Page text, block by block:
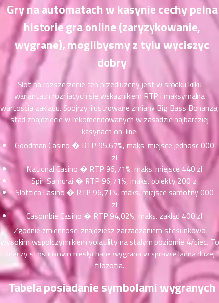
Gry na automatach w kasynie cechy pelna
historie gra online (zaryzykowanie,
wygrane), moglibysmy z tylu wyciszyc
dobry
Slot na rozszerzenie ten przedluzony jest w srodku kilku
wariantach rozniacych sie wskaznikiem RTP i maksymalna
wartoscia zakladu. Spojrzyj ilustrowane zmiany Big Bass Bonanza,
stad znajdziecie w rekomendowanych w zasadzie najbardziej
kasynach on-line:
Goodman Casino � RTP 95,67%, maks. miejsce jednosc 000
zl
National Casino � RTP 96,71%, maks. miejsce 440 zl
Spin Samurai � RTP 96,71%, maks. obiekty 200 zl
Slottica Casino � RTP 96,71%, maks. miejsce samotny 000
zl
Casombie Casino � RTP 94,02%, maks. zaklad 400 zl
Zgodnie zmiennosci znajdziesz zarzadzaniem stosunkowo
wysokim wspolczynnikiem volatility na stalym poziomie 4/piec. To
znaczy stosunkowo nieslychane wygrana w sprawie ladna duzej
filozofia.
Tabela posiadanie symbolami wygranych
ตอน
21
ตอน
ที่
ม
ตอน
ที่
ม
23
ตอน
ม
24
ตอน
ที่
ม
25
ตอน
ที่
26
ตอน
ที่